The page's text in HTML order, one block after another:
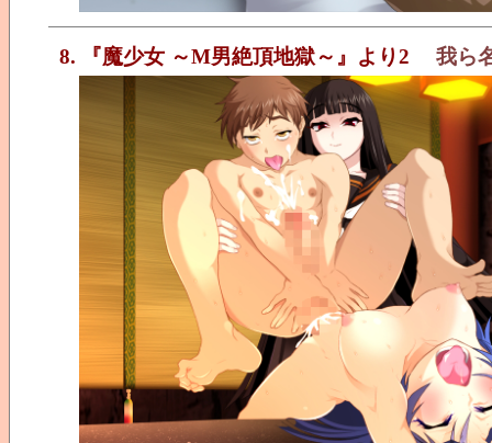
8. 『魔少女 ～M男絶頂地獄～』より2 我ら